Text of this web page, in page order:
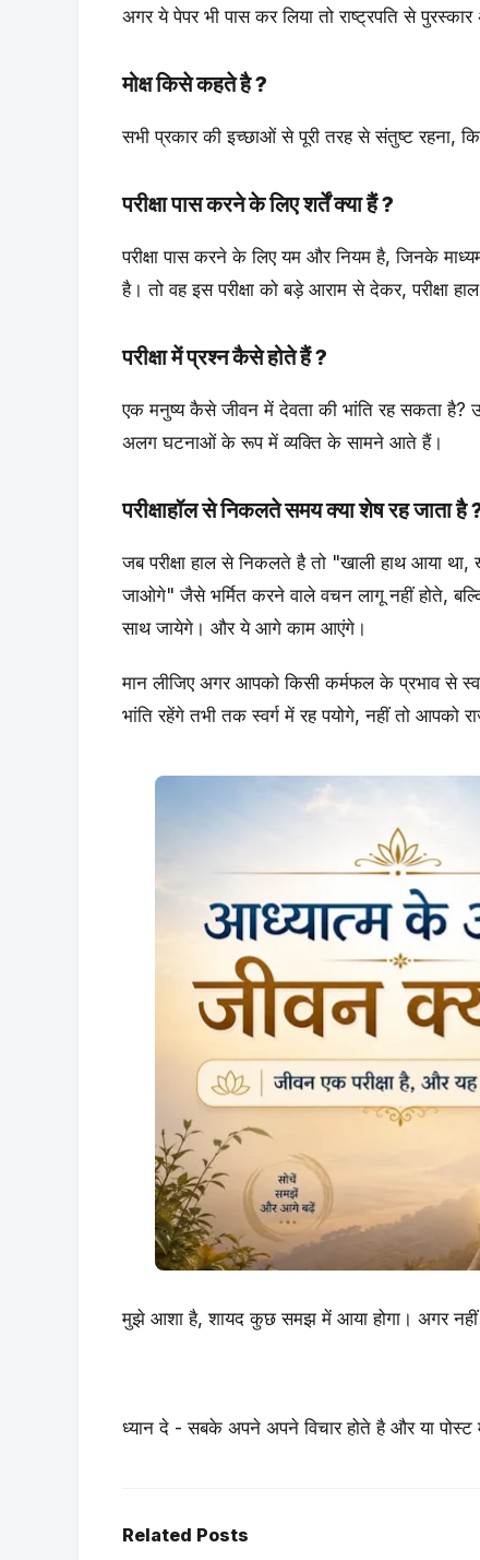
अगर ये पेपर भी पास कर लिया तो राष्ट्रपति से पुरस्कार
मोक्ष किसे कहते है ?
सभी प्रकार की इच्छाओं से पूरी तरह से संतुष्ट रहना,
परीक्षा पास करने के लिए शर्तें क्या हैं ?
परीक्षा पास करने के लिए यम और नियम है, जिनके
है। तो वह इस परीक्षा को बड़े आराम से देकर, परीक्षा
परीक्षा में प्रश्न कैसे होते हैं ?
एक मनुष्य कैसे जीवन में देवता की भांति रह सकता
अलग घटनाओं के रूप में व्यक्ति के सामने आते हैं।
परीक्षाहॉल से निकलते समय क्या शेष रह जाता है
जब परीक्षा हाल से निकलते है तो "खाली हाथ आया
जाओगे" जैसे भर्मित करने वाले वचन लागू नहीं होते,
साथ जायेगे। और ये आगे काम आएंगे।
मान लीजिए अगर आपको किसी कर्मफल के प्रभाव से
भांति रहेंगे तभी तक स्वर्ग में रह पयोगे, नहीं तो आपको
मुझे आशा है, शायद कुछ समझ में आया होगा। अगर
ध्यान दे - सबके अपने अपने विचार होते है और या पोस्ट
Related Posts